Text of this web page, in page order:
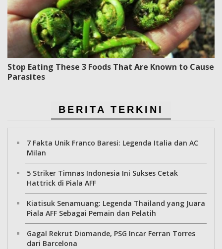
Stop Eating These 3 Foods That Are Known to Cause
Parasites
BERITA TERKINI
7 Fakta Unik Franco Baresi: Legenda Italia dan AC
Milan
5 Striker Timnas Indonesia Ini Sukses Cetak
Hattrick di Piala AFF
Kiatisuk Senamuang: Legenda Thailand yang Juara
Piala AFF Sebagai Pemain dan Pelatih
Gagal Rekrut Diomande, PSG Incar Ferran Torres
dari Barcelona